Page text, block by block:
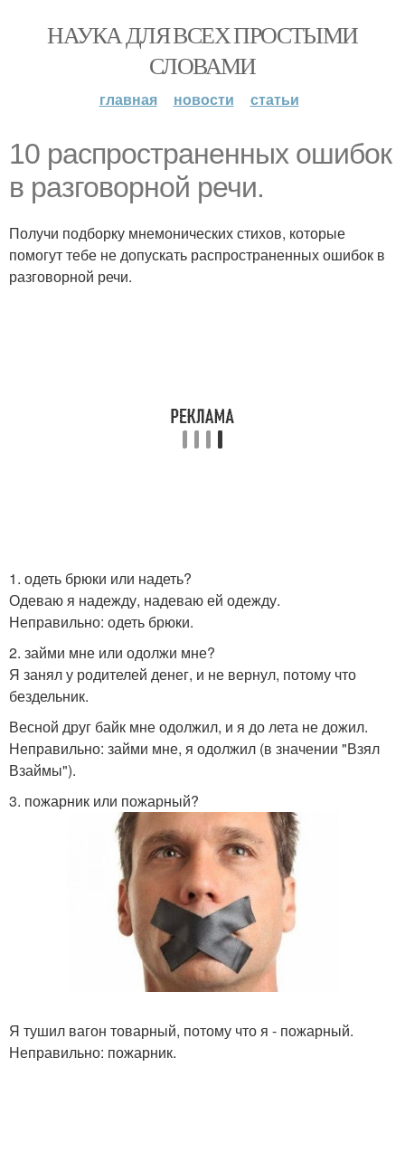
НАУКА ДЛЯ ВСЕХ ПРОСТЫМИ
СЛОВАМИ
главная новости статьи
10 распространенных ошибок
в разговорной речи.
Получи подборку мнемонических стихов, которые
помогут тебе не допускать распространенных ошибок в
разговорной речи.
1. одеть брюки или надеть?
Одеваю я надежду, надеваю ей одежду.
Неправильно: одеть брюки.
2. займи мне или одолжи мне?
Я занял у родителей денег, и не вернул, потому что
бездельник.
Весной друг байк мне одолжил, и я до лета не дожил.
Неправильно: займи мне, я одолжил (в значении "Взял
Взаймы").
3. пожарник или пожарный?
Я тушил вагон товарный, потому что я - пожарный.
Неправильно: пожарник.